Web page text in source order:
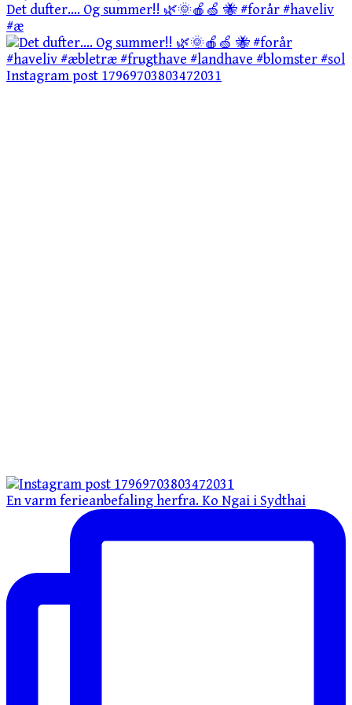
Det dufter…. Og summer!! 🌿🌞🍎🍏 🐝 #forår #haveliv
#æ
Instagram post 17969703803472031
En varm ferieanbefaling herfra. Ko Ngai i Sydthai